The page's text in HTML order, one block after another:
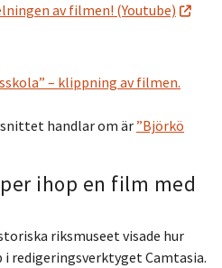
av filmen! (Youtube)
– klippning av filmen.
handlar om är”Björkö
ihop en film med
riksmuseet visade hur
redigeringsverktyget Camtasia.